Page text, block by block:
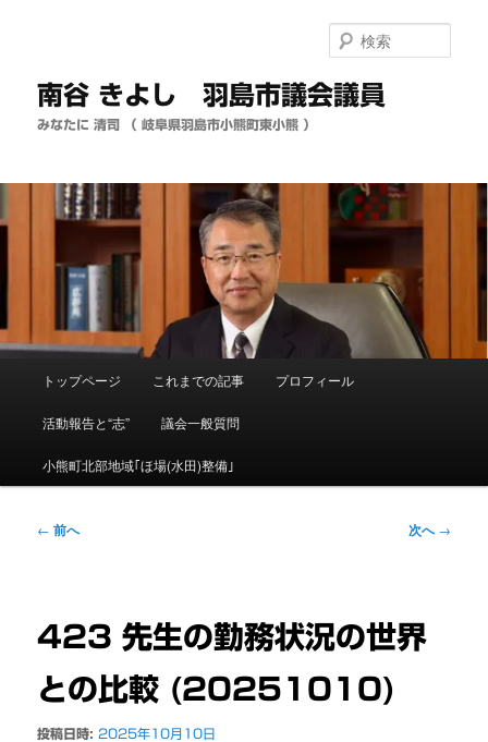
移
南谷 きよし 羽島市議会議員
みなたに 清司 （ 岐阜県羽島市小熊町東小熊 ）
索
ュ
トップページ これまでの記事 プロフィール
活動報告と“志” 議会一般質問
小熊町北部地域｢ほ場(水田)整備｣
投
ー
ョ
← 前へ 次へ→
423 先生の勤務状況の世界
との比較 (20251010)
投稿日時: 2025年10月10日